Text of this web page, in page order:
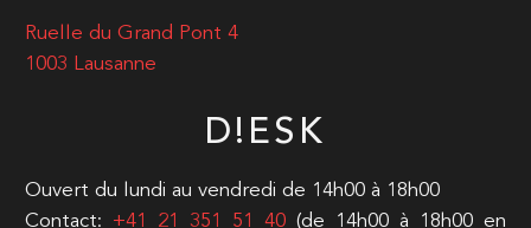
Ruelle du Grand Pont 4
1003 Lausanne
D!ESK
Ouvert du lundi au vendredi de 14h00 à 18h00
Contact: +41 21 351 51 40 (de 14h00 à 18h00 en